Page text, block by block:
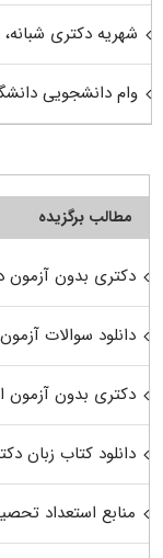
شهریه دکتری شبانه،
وام دانشجویی
مطالب برگزیده
دکتری بدون آزمون
دانلود سوالات
دکتری بدون آزمون
دانلود کتاب زبان
منابع استعداد